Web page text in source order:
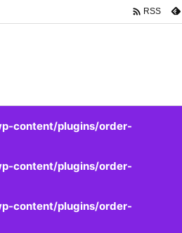
content/plugins/order-
content/plugins/order-
content/plugins/order-
 RSS